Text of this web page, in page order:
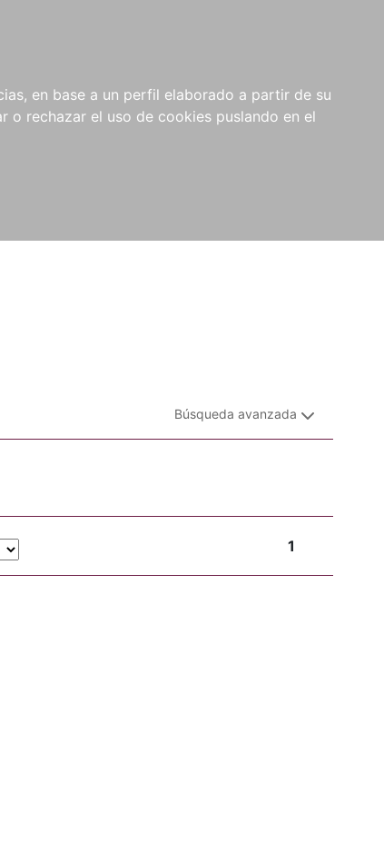
en base a un perfil elaborado a partir de su
o rechazar el uso de cookies puslando en el
NOVEDADES NOTICIAS
COMPRAS
INSTITUCIONALES
Búsqueda avanzada
1